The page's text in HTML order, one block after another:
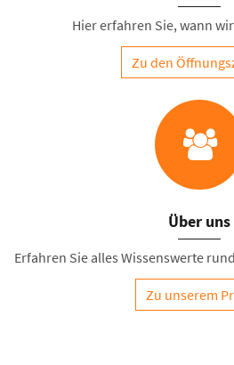
Hier erfahren Sie, wann
Zu den
Über uns
Erfahren Sie alles Wissenswerte
Zu unserem